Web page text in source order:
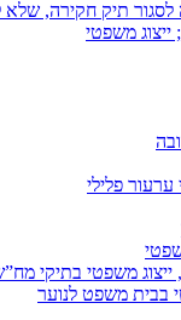
תיק חקירה, שלא
ייצוג משפטי
פלילי
משפטי בתיקי
בבית משפט לנוער